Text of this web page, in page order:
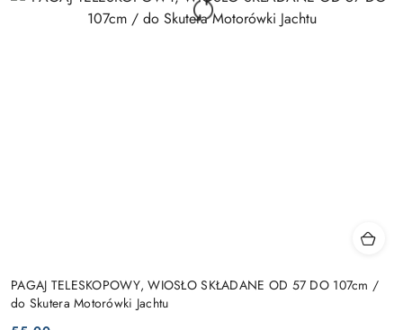
PAGAJ TELESKOPOWY, WIOSŁO SKŁADANE OD 57 DO 107cm /
do Skutera Motorówki Jachtu